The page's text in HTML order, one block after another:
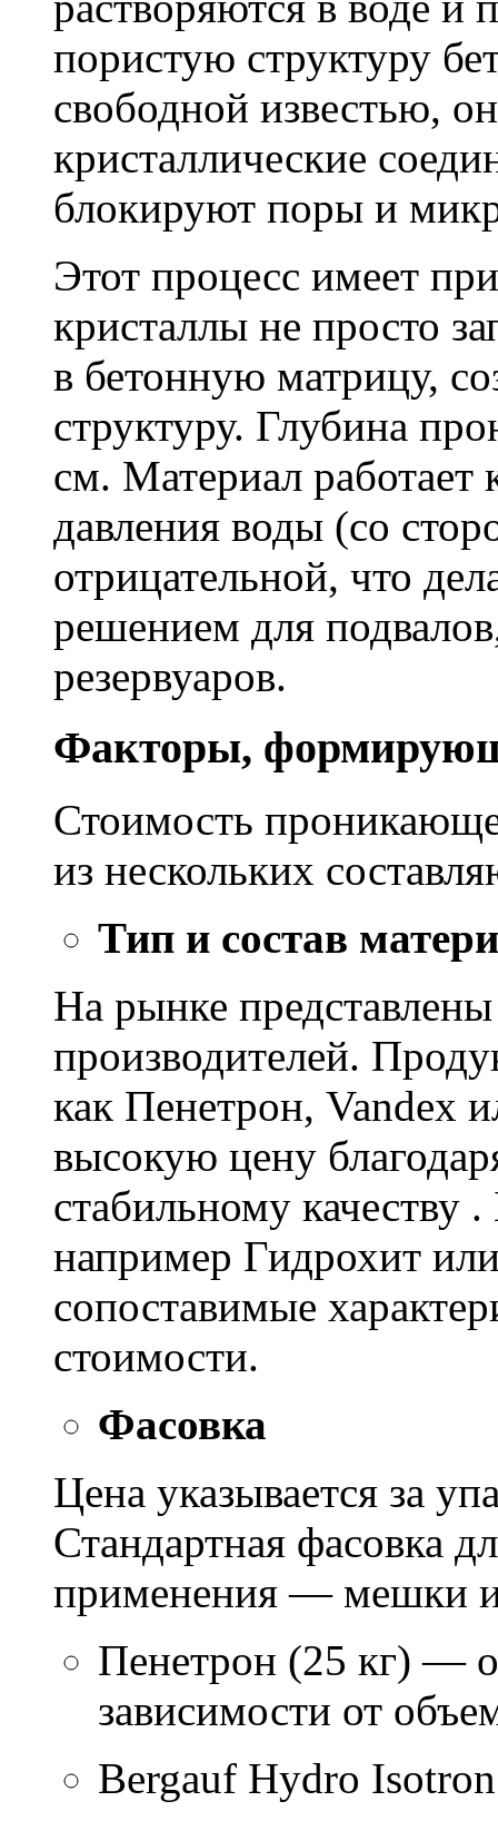
пористую структуру
свободной известью,
кристаллические
блокируют поры и
Этот процесс имеет
кристаллы не просто
в бетонную матрицу,
структуру. Глубина
см. Материал работает
давления воды (со
отрицательной, что
решением для
резервуаров.
Факторы,
Стоимость
из нескольких
Тип и состав
На рынке
производителей.
как Пенетрон, Vandex
высокую цену
стабильному качеству
например Гидрохит
сопоставимые
стоимости.
Фасовка
Цена указывается за
Стандартная фасовка
применения — мешки
Пенетрон (25 кг) —
зависимости от
Bergauf Hydro